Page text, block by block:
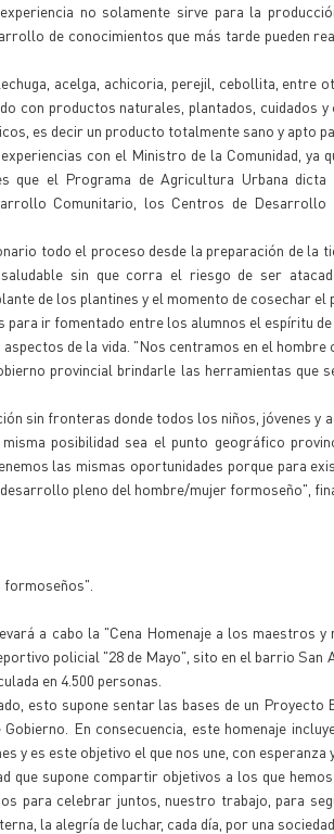
experiencia no solamente sirve para la
de conocimientos que más tarde pueden
acelga, achicoria, perejil, cebollita, entre
con productos naturales, plantados, cuidados
es decir un producto totalmente sano y apto
con el Ministro de la Comunidad, ya
que el Programa de Agricultura Urbana
Comunitario, los Centros de Desarrollo
todo el proceso desde la preparación de la
sin que corra el riesgo de ser
de los plantines y el momento de cosechar el
ir fomentado entre los alumnos el espíritu
de la vida. "Nos centramos en el
provincial brindarle las herramientas que
sin fronteras donde todos los niños, jóvenes y
posibilidad sea el punto geográfico
las mismas oportunidades porque para
pleno del hombre/mujer formoseño",
formoseños".
a cabo la "Cena Homenaje a los maestros
policial "28 de Mayo", sito en el barrio San
en 4.500 personas.
esto supone sentar las bases de un Proyecto
En consecuencia, este homenaje
es este objetivo el que nos une, con esperanza
supone compartir objetivos a los que
para celebrar juntos, nuestro trabajo, para
la alegría de luchar, cada día, por una